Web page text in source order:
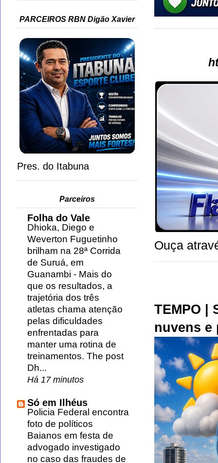
Ouça
TEMPO |
nuvens e
PARCEIROS RBN Digão Xavier
Pres. do Itabuna
Parceiros
Folha do Vale
Dhioka, Diego e
Weverton Fuguetinho
brilham na 28ª Corrida
de Suruá, em
Guanambi - Mais do
que os resultados, a
trajetória dos três
atletas chama atenção
pelas dificuldades
enfrentadas para
manter uma rotina de
treinamentos. The post
Dh...
Há 17 minutos
Só em Ilhéus
Policia Federal encontra
foto de políticos
Baianos em festa de
advogado investigado
no caso das fraudes de